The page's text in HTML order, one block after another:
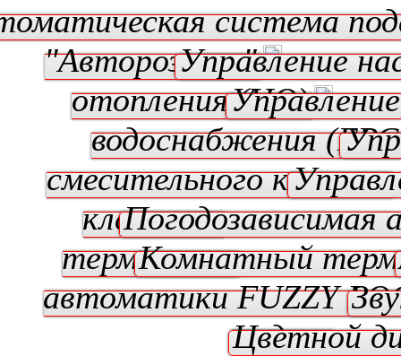
система
"Авторозжиг"Управление
отопления (ЦО)
водоснабжения
смесительного клапана
клапаном
Погодозависимая
термостат
Комнатный
автоматики FUZZY
модуль
Цветной